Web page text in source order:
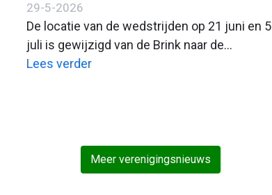
29-5-2026
De locatie van de wedstrijden op 21 juni en 5
juli is gewijzigd van de Brink naar de
Heijakker
Lees verder
Meer verenigingsnieuws